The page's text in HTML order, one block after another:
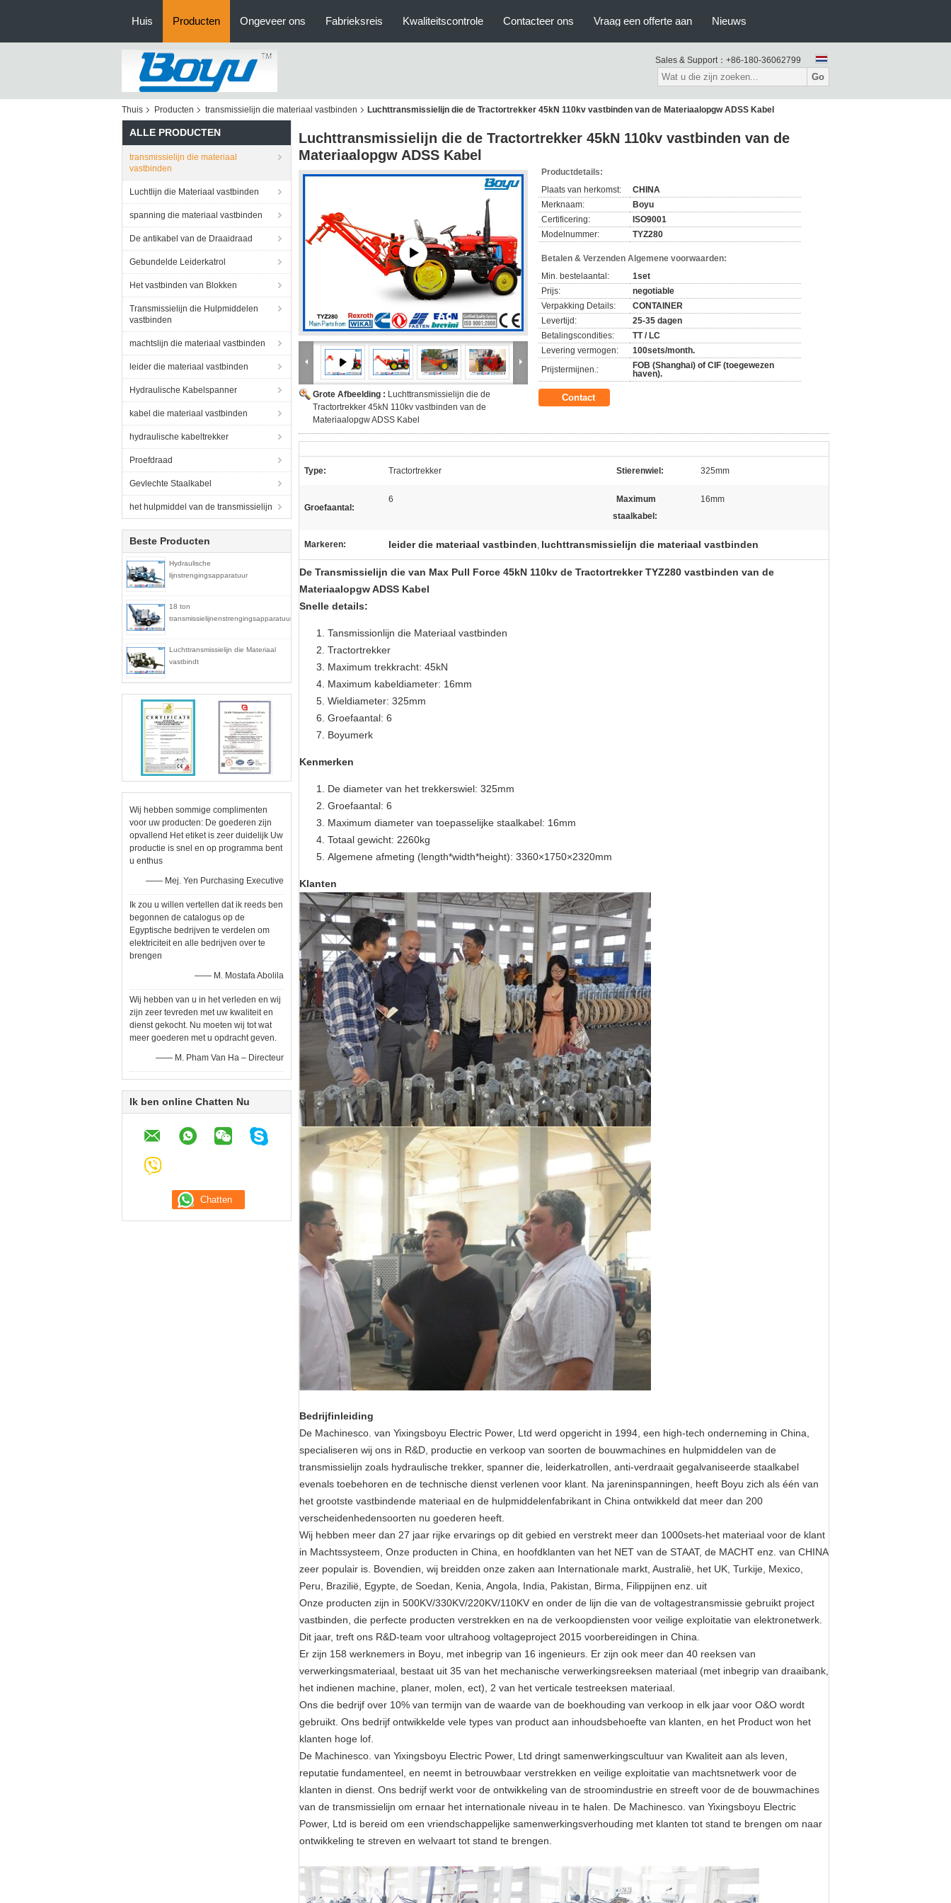
Huis Producten Ongeveer ons Fabrieksreis Kwaliteitscontrole Contacteer ons Vraag een offerte aan Nieuws
Sales & Support： +86-180-36062799
Go
Thuis Producten transmissielijn die materiaal vastbinden Luchttransmissielijn die de Tractortrekker 45kN 110kv vastbinden van de Materiaalopgw ADSS Kabel
ALLE PRODUCTEN
transmissielijn die materiaal
vastbinden
Luchtlijn die Materiaal vastbinden
spanning die materiaal vastbinden
De antikabel van de Draaidraad
Gebundelde Leiderkatrol
Het vastbinden van Blokken
Transmissielijn die Hulpmiddelen
vastbinden
machtslijn die materiaal vastbinden
leider die materiaal vastbinden
Hydraulische Kabelspanner
kabel die materiaal vastbinden
hydraulische kabeltrekker
Proefdraad
Gevlechte Staalkabel
het hulpmiddel van de transmissielijn
Beste Producten
Hydraulische
lijnstrengingsapparatuur
18 ton
transmissielijnenstrengingsapparatuur
Luchttransmissielijn die Materiaal
vastbindt
Wij hebben sommige complimenten
voor uw producten: De goederen zijn
opvallend Het etiket is zeer duidelijk Uw
productie is snel en op programma bent
u enthus
—— Mej. Yen Purchasing Executive
Ik zou u willen vertellen dat ik reeds ben
begonnen de catalogus op de
Egyptische bedrijven te verdelen om
elektriciteit en alle bedrijven over te
brengen
—— M. Mostafa Abolila
Wij hebben van u in het verleden en wij
zijn zeer tevreden met uw kwaliteit en
dienst gekocht. Nu moeten wij tot wat
meer goederen met u opdracht geven.
—— M. Pham Van Ha – Directeur
Ik ben online Chatten Nu
Luchttransmissielijn die de Tractortrekker 45kN 110kv vastbinden van de
Materiaalopgw ADSS Kabel
Grote Afbeelding : Luchttransmissielijn die de
Tractortrekker 45kN 110kv vastbinden van de
Materiaalopgw ADSS Kabel
Productdetails:
Plaats van herkomst:
CHINA
Merknaam:
Boyu
Certificering:
ISO9001
Modelnummer:
TYZ280
Betalen & Verzenden Algemene voorwaarden:
Min. bestelaantal:
1set
Prijs:
negotiable
Verpakking Details:
CONTAINER
Levertijd:
25-35 dagen
Betalingscondities:
TT / LC
Levering vermogen:
100sets/month.
Prijstermijnen.:
FOB (Shanghai) of CIF (toegewezen
haven).
Contact
Type: Tractortrekker Stierenwiel: 325mm
Groefaantal:
6
Maximum
staalkabel:
16mm
Markeren: leider die materiaal vastbinden, luchttransmissielijn die materiaal vastbinden
De Transmissielijn die van Max Pull Force 45kN 110kv de Tractortrekker TYZ280 vastbinden van de
Materiaalopgw ADSS Kabel
Snelle details:
Tansmissionlijn die Materiaal vastbinden
Tractortrekker
Maximum trekkracht: 45kN
Maximum kabeldiameter: 16mm
Wieldiameter: 325mm
Groefaantal: 6
Boyumerk
Kenmerken
De diameter van het trekkerswiel: 325mm
Groefaantal: 6
Maximum diameter van toepasselijke staalkabel: 16mm
Totaal gewicht: 2260kg
Algemene afmeting (length*width*height): 3360×1750×2320mm
Klanten
Bedrijfinleiding
De Machinesco. van Yixingsboyu Electric Power, Ltd werd opgericht in 1994, een high-tech onderneming in China,
specialiseren wij ons in R&D, productie en verkoop van soorten de bouwmachines en hulpmiddelen van de
transmissielijn zoals hydraulische trekker, spanner die, leiderkatrollen, anti-verdraait gegalvaniseerde staalkabel
evenals toebehoren en de technische dienst verlenen voor klant. Na jareninspanningen, heeft Boyu zich als één van
het grootste vastbindende materiaal en de hulpmiddelenfabrikant in China ontwikkeld dat meer dan 200
verscheidenhedensoorten nu goederen heeft.
Wij hebben meer dan 27 jaar rijke ervarings op dit gebied en verstrekt meer dan 1000sets-het materiaal voor de klant
in Machtssysteem, Onze producten in China, en hoofdklanten van het NET van de STAAT, de MACHT enz. van CHINA
zeer populair is. Bovendien, wij breidden onze zaken aan Internationale markt, Australië, het UK, Turkije, Mexico,
Peru, Brazilië, Egypte, de Soedan, Kenia, Angola, India, Pakistan, Birma, Filippijnen enz. uit
Onze producten zijn in 500KV/330KV/220KV/110KV en onder de lijn die van de voltagestransmissie gebruikt project
vastbinden, die perfecte producten verstrekken en na de verkoopdiensten voor veilige exploitatie van elektronetwerk.
Dit jaar, treft ons R&D-team voor ultrahoog voltageproject 2015 voorbereidingen in China.
Er zijn 158 werknemers in Boyu, met inbegrip van 16 ingenieurs. Er zijn ook meer dan 40 reeksen van
verwerkingsmateriaal, bestaat uit 35 van het mechanische verwerkingsreeksen materiaal (met inbegrip van draaibank,
het indienen machine, planer, molen, ect), 2 van het verticale testreeksen materiaal.
Ons die bedrijf over 10% van termijn van de waarde van de boekhouding van verkoop in elk jaar voor O&O wordt
gebruikt. Ons bedrijf ontwikkelde vele types van product aan inhoudsbehoefte van klanten, en het Product won het
klanten hoge lof.
De Machinesco. van Yixingsboyu Electric Power, Ltd dringt samenwerkingscultuur van Kwaliteit aan als leven,
reputatie fundamenteel, en neemt in betrouwbaar verstrekken en veilige exploitatie van machtsnetwerk voor de
klanten in dienst. Ons bedrijf werkt voor de ontwikkeling van de stroomindustrie en streeft voor de de bouwmachines
van de transmissielijn om ernaar het internationale niveau in te halen. De Machinesco. van Yixingsboyu Electric
Power, Ltd is bereid om een vriendschappelijke samenwerkingsverhouding met klanten tot stand te brengen om naar
ontwikkeling te streven en welvaart tot stand te brengen.